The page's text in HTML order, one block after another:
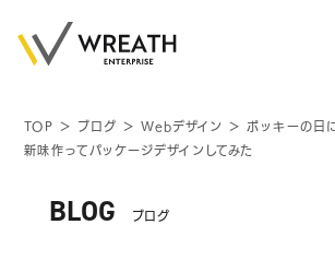
TOP ＞ ブログ ＞Webデザイン ＞ ポッキーの日
新味作ってパッケージデザインしてみた
BLOG ブログ